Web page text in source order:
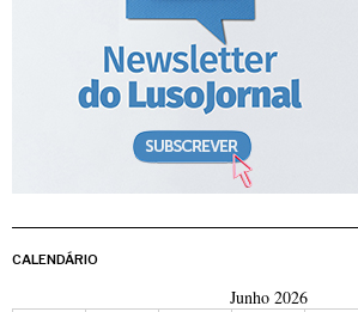
CALENDÁRIO
Junho 2026